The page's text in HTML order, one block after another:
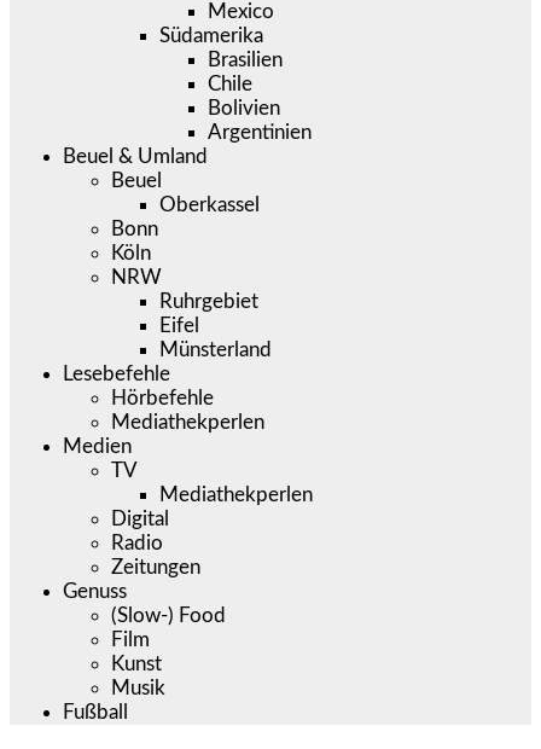
Mexico
Südamerika
Brasilien
Chile
Bolivien
Argentinien
Beuel & Umland
Beuel
Oberkassel
Bonn
Köln
NRW
Ruhrgebiet
Eifel
Münsterland
Lesebefehle
Hörbefehle
Mediathekperlen
Medien
TV
Mediathekperlen
Digital
Radio
Zeitungen
Genuss
(Slow-) Food
Film
Kunst
Musik
Fußball